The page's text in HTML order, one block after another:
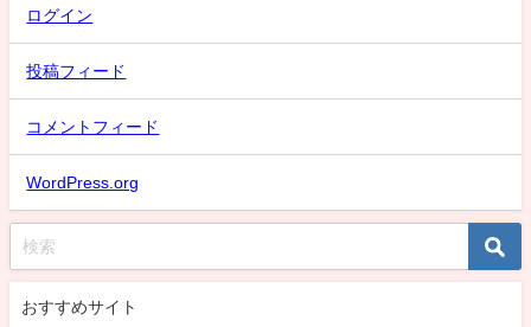
ログイン
投稿フィード
コメントフィード
WordPress.org
おすすめサイト